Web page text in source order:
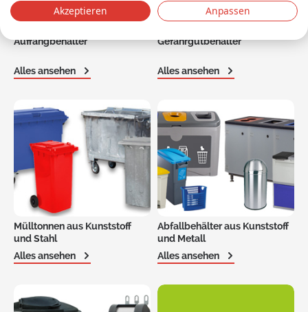
Auffangbehälter
Alles ansehen
Gefahrgutbehälter
Alles ansehen
Mülltonnen aus Kunststoff
und Stahl
Alles ansehen
Abfallbehälter aus Kunststoff
und Metall
Alles ansehen
Akzeptieren Anpassen